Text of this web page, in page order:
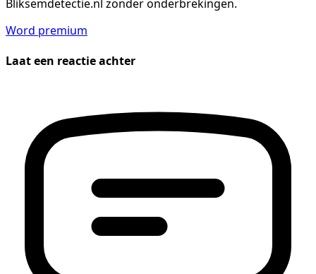
Bliksemdetectie.nl zonder onderbrekingen.
Word premium
Laat een reactie achter